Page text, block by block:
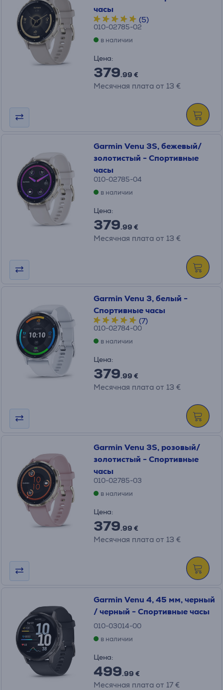
часы
(5)
010-02785-02
в наличии
Цена:
379.99 €
Месячная плата от 13 €
Garmin Venu 3S, бежевый/
золотистый - Спортивные
часы
010-02785-04
в наличии
Цена:
379.99 €
Месячная плата от 13 €
Garmin Venu 3, белый -
Спортивные часы
(7)
010-02784-00
в наличии
Цена:
379.99 €
Месячная плата от 13 €
Garmin Venu 3S, розовый/
золотистый - Спортивные
часы
010-02785-03
в наличии
Цена:
379.99 €
Месячная плата от 13 €
Garmin Venu 4, 45 мм, черный
/ черный - Спортивные часы
010-03014-00
в наличии
Цена:
499.99 €
Месячная плата от 17 €